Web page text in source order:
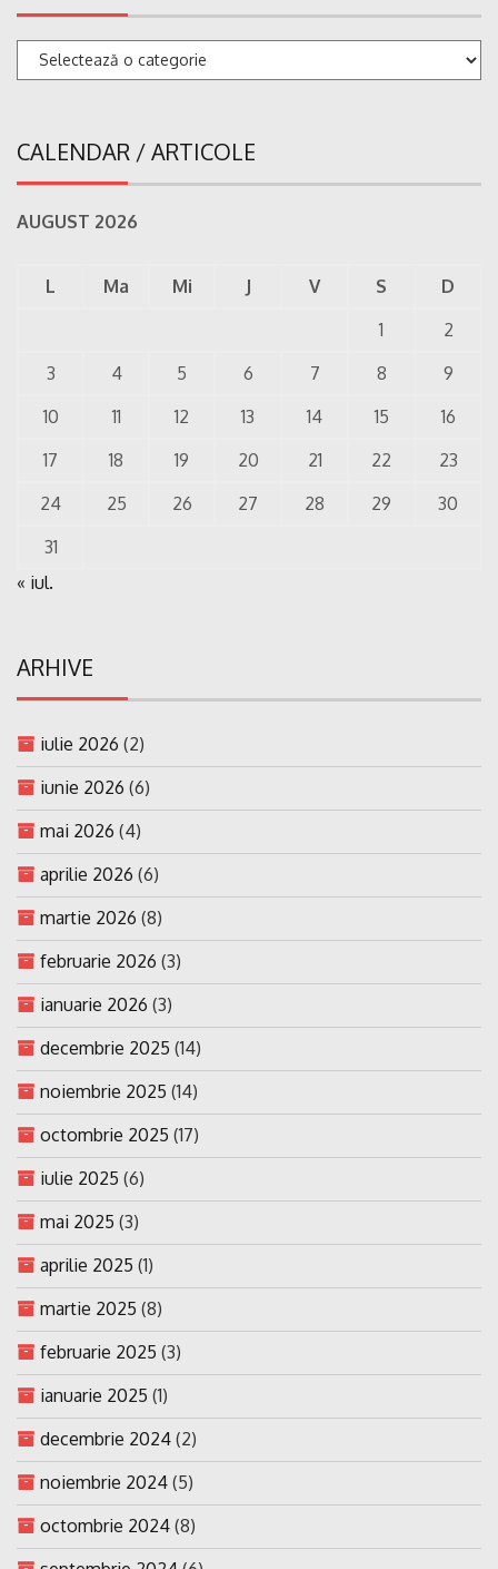
Categorii
CALENDAR / ARTICOLE
AUGUST 2026
L Ma Mi J V S
D
1
2
3
4 5 6 7 8
9
10
11 12 13 14 15
16
17
18 19 20 21 22
23
24
25 26 27 28 29
30
31
« iul.
ARHIVE
iulie 2026 (2)
iunie 2026 (6)
mai 2026 (4)
aprilie 2026 (6)
martie 2026 (8)
februarie 2026 (3)
ianuarie 2026 (3)
decembrie 2025 (14)
noiembrie 2025 (14)
octombrie 2025 (17)
iulie 2025 (6)
mai 2025 (3)
aprilie 2025 (1)
martie 2025 (8)
februarie 2025 (3)
ianuarie 2025 (1)
decembrie 2024 (2)
noiembrie 2024 (5)
octombrie 2024 (8)